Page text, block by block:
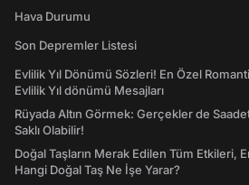
Hava Durumu
Son Depremler Listesi
Evlilik Yıl Dönümü Sözleri! En Özel
Evlilik Yıl dönümü Mesajları
Rüyada Altın Görmek: Gerçekler de
Saklı Olabilir!
Doğal Taşların Merak Edilen Tüm Etkileri,
Hangi Doğal Taş Ne İşe Yarar?